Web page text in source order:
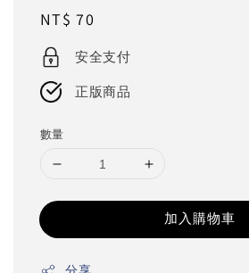
Regular
price
NT$ 70
安全支付
正版商品
數量
加入購物車